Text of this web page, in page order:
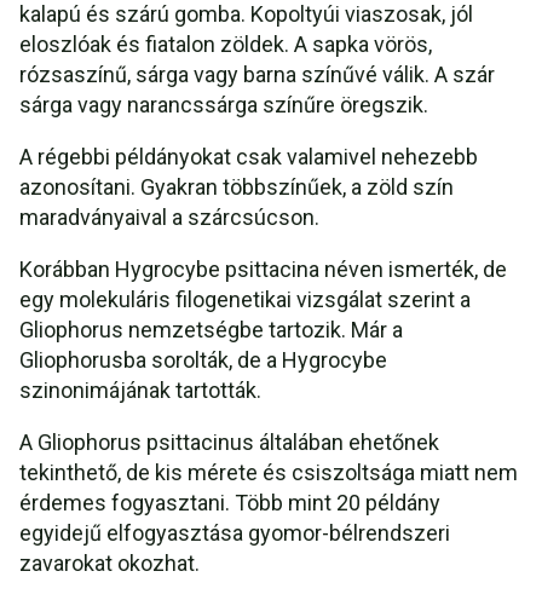
kalapú és szárú gomba. Kopoltyúi viaszosak, jól
eloszlóak és fiatalon zöldek. A sapka vörös,
rózsaszínű, sárga vagy barna színűvé válik. A szár
sárga vagy narancssárga színűre öregszik.
A régebbi példányokat csak valamivel nehezebb
azonosítani. Gyakran többszínűek, a zöld szín
maradványaival a szárcsúcson.
Korábban Hygrocybe psittacina néven ismerték, de
egy molekuláris filogenetikai vizsgálat szerint a
Gliophorus nemzetségbe tartozik. Már a
Gliophorusba sorolták, de a Hygrocybe
szinonimájának tartották.
A Gliophorus psittacinus általában ehetőnek
tekinthető, de kis mérete és csiszoltsága miatt nem
érdemes fogyasztani. Több mint 20 példány
egyidejű elfogyasztása gyomor-bélrendszeri
zavarokat okozhat.